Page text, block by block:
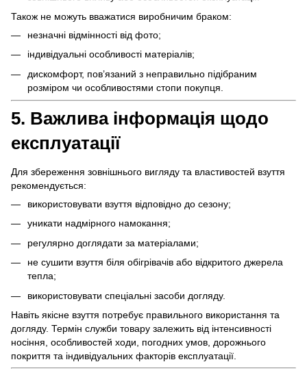
Також не можуть вважатися виробничим браком:
незначні відмінності від фото;
індивідуальні особливості матеріалів;
дискомфорт, пов’язаний з неправильно підібраним
розміром чи особливостями стопи покупця.
5. Важлива інформація щодо
експлуатації
Для збереження зовнішнього вигляду та властивостей взуття
рекомендується:
використовувати взуття відповідно до сезону;
уникати надмірного намокання;
регулярно доглядати за матеріалами;
не сушити взуття біля обігрівачів або відкритого джерела
тепла;
використовувати спеціальні засоби догляду.
Навіть якісне взуття потребує правильного використання та
догляду. Термін служби товару залежить від інтенсивності
носіння, особливостей ходи, погодних умов, дорожнього
покриття та індивідуальних факторів експлуатації.